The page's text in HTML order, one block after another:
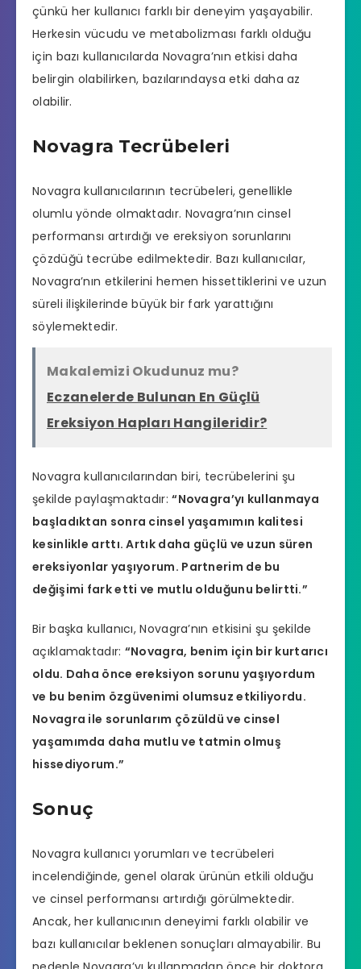
çünkü her kullanıcı farklı bir deneyim yaşayabilir.
Herkesin vücudu ve metabolizması farklı olduğu
için bazı kullanıcılarda Novagra’nın etkisi daha
belirgin olabilirken, bazılarındaysa etki daha az
olabilir.
Novagra Tecrübeleri
Novagra kullanıcılarının tecrübeleri, genellikle
olumlu yönde olmaktadır. Novagra’nın cinsel
performansı artırdığı ve ereksiyon sorunlarını
çözdüğü tecrübe edilmektedir. Bazı kullanıcılar,
Novagra’nın etkilerini hemen hissettiklerini ve uzun
süreli ilişkilerinde büyük bir fark yarattığını
söylemektedir.
Makalemizi Okudunuz mu?
Eczanelerde Bulunan En Güçlü
Ereksiyon Hapları Hangileridir?
Novagra kullanıcılarından biri, tecrübelerini şu
şekilde paylaşmaktadır:“Novagra’yı kullanmaya
başladıktan sonra cinsel yaşamımın kalitesi
kesinlikle arttı. Artık daha güçlü ve uzun süren
ereksiyonlar yaşıyorum. Partnerim de bu
değişimi fark etti ve mutlu olduğunu belirtti.”
Bir başka kullanıcı, Novagra’nın etkisini şu şekilde
açıklamaktadır: “Novagra, benim için bir kurtarıcı
oldu. Daha önce ereksiyon sorunu yaşıyordum
ve bu benim özgüvenimi olumsuz etkiliyordu.
Novagra ile sorunlarım çözüldü ve cinsel
yaşamımda daha mutlu ve tatmin olmuş
hissediyorum.”
Sonuç
Novagra kullanıcı yorumları ve tecrübeleri
incelendiğinde, genel olarak ürünün etkili olduğu
ve cinsel performansı artırdığı görülmektedir.
Ancak, her kullanıcının deneyimi farklı olabilir ve
bazı kullanıcılar beklenen sonuçları almayabilir. Bu